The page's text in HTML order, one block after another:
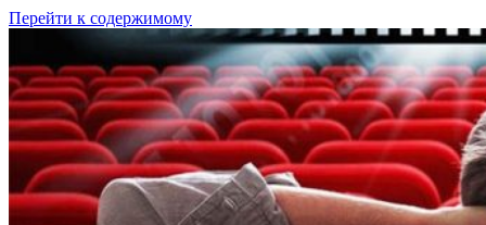
Перейти к содержимому